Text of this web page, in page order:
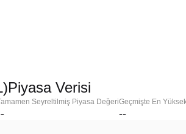
Verisi
Seyreltilmiş Piyasa DeğeriGeçmişte En
--